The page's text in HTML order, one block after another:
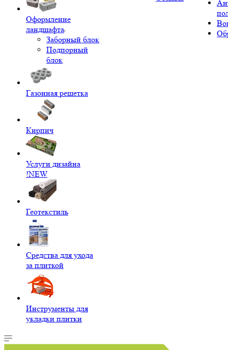
Оформление
ландшафта
Заборный блок
Подпорный
блок
Газонная решетка
Кирпич
Услуги дизайна
!NEW
Геотекстиль
Средства для ухода
за плиткой
Инструменты для
укладки плитки